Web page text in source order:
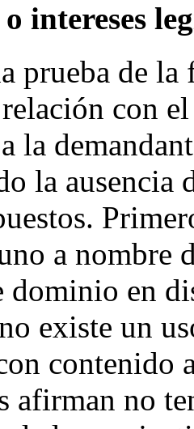
intereses
prueba de la
con
la
la ausencia
a nombre
dominio en
existe un
contenido
afirman no